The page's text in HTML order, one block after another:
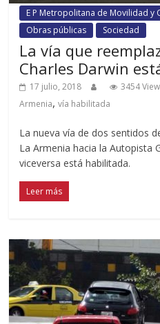
E P Metropolitana de Movilidad y
Obras públicas
Sociedad
La vía que
Charles Darwin
17 julio, 2018 3454
Armenia,vía habilitada
La nueva vía de dos sentidos
La Armenia hacia la Autopista
viceversa está habilitada.
Leer más